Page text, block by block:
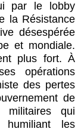
par le lobby
la Résistance
désespérée
et mondiale.
plus fort. À
opérations
des pertes
de
militaires qui
humiliant les